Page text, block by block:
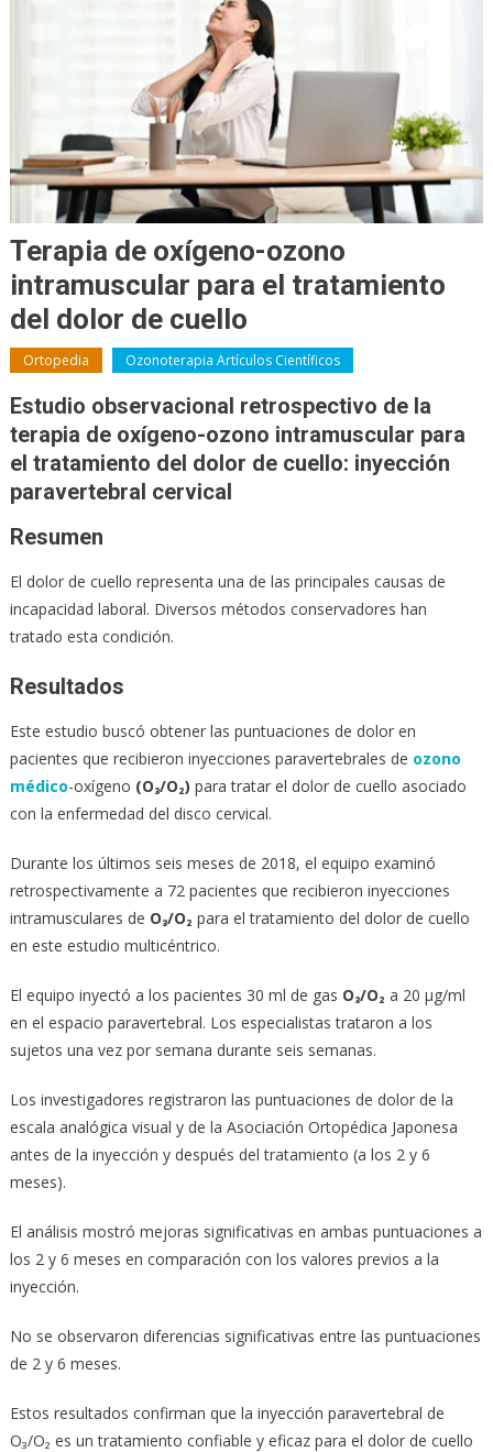
Terapia de oxígeno-ozono
intramuscular para el tratamiento
del dolor de cuello
Ortopedia Ozonoterapia Artículos Científicos
Estudio observacional retrospectivo de la
terapia de oxígeno-ozono intramuscular para
el tratamiento del dolor de cuello: inyección
paravertebral cervical
Resumen
El dolor de cuello representa una de las principales causas de
incapacidad laboral. Diversos métodos conservadores han
tratado esta condición.
Resultados
Este estudio buscó obtener las puntuaciones de dolor en
pacientes que recibieron inyecciones paravertebrales de ozono
médico-oxígeno (O₃/O₂) para tratar el dolor de cuello asociado
con la enfermedad del disco cervical.
Durante los últimos seis meses de 2018, el equipo examinó
retrospectivamente a 72 pacientes que recibieron inyecciones
intramusculares de O₃/O₂ para el tratamiento del dolor de cuello
en este estudio multicéntrico.
El equipo inyectó a los pacientes 30 ml de gas O₃/O₂ a 20 μg/ml
en el espacio paravertebral. Los especialistas trataron a los
sujetos una vez por semana durante seis semanas.
Los investigadores registraron las puntuaciones de dolor de la
escala analógica visual y de la Asociación Ortopédica Japonesa
antes de la inyección y después del tratamiento (a los 2 y 6
meses).
El análisis mostró mejoras significativas en ambas puntuaciones a
los 2 y 6 meses en comparación con los valores previos a la
inyección.
No se observaron diferencias significativas entre las puntuaciones
de 2 y 6 meses.
Estos resultados confirman que la inyección paravertebral de
O₃/O₂ es un tratamiento confiable y eficaz para el dolor de cuello